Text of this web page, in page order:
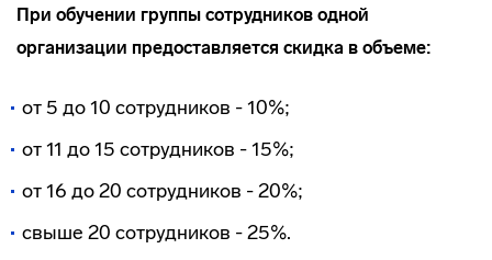
При обучении группы сотрудников одной
организации предоставляется скидка в объеме:
от 5 до 10 сотрудников - 10%;
от 11 до 15 сотрудников - 15%;
от 16 до 20 сотрудников - 20%;
свыше 20 сотрудников - 25%.